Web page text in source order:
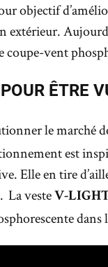
objectif
extérieur.
vent
ÊTRE
le marché
est
Elle en tire
La veste V-
dans